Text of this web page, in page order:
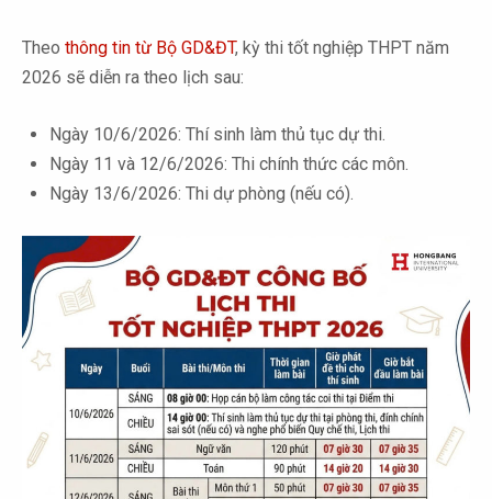
Theo thông tin từ Bộ GD&ĐT, kỳ thi tốt nghiệp THPT năm
2026 sẽ diễn ra theo lịch sau:
Ngày 10/6/2026: Thí sinh làm thủ tục dự thi.
Ngày 11 và 12/6/2026: Thi chính thức các môn.
Ngày 13/6/2026: Thi dự phòng (nếu có).